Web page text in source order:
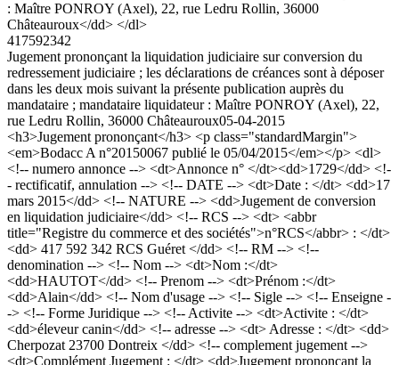
: Maître PONROY (Axel), 22, rue Ledru Rollin, 36000
Châteauroux</dd> </dl>
417592342
Jugement prononçant la liquidation judiciaire sur conversion du
redressement judiciaire ; les déclarations de créances sont à déposer
dans les deux mois suivant la présente publication auprès du
mandataire ; mandataire liquidateur : Maître PONROY (Axel), 22,
rue Ledru Rollin, 36000 Châteauroux05-04-2015
<h3>Jugement prononçant</h3> <p class="standardMargin">
<em>Bodacc A n°20150067 publié le 05/04/2015</em></p> <dl>
<!-- numero annonce --> <dt>Annonce n° </dt><dd>1729</dd> <!-
- rectificatif, annulation --> <!-- DATE --> <dt>Date : </dt> <dd>17
mars 2015</dd> <!-- NATURE --> <dd>Jugement de conversion
en liquidation judiciaire</dd> <!-- RCS --> <dt> <abbr
title="Registre du commerce et des sociétés">n°RCS</abbr> : </dt>
<dd> 417 592 342 RCS Guéret </dd> <!-- RM --> <!--
denomination --> <!-- Nom --> <dt>Nom :</dt>
<dd>HAUTOT</dd> <!-- Prenom --> <dt>Prénom :</dt>
<dd>Alain</dd> <!-- Nom d'usage --> <!-- Sigle --> <!-- Enseigne -
-> <!-- Forme Juridique --> <!-- Activite --> <dt>Activite : </dt>
<dd>éleveur canin</dd> <!-- adresse --> <dt> Adresse : </dt> <dd>
Cherpozat 23700 Dontreix </dd> <!-- complement jugement -->
<dt>Complément Jugement : </dt> <dd>Jugement prononçant la